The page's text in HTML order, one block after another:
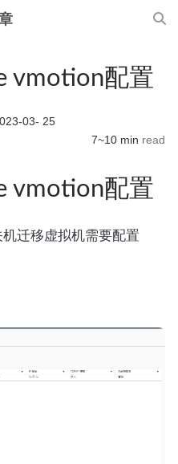
vmotion配置
03- 25
7~10 min read
vmotion配置
迁移虚拟机需要配置